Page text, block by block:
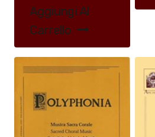
Aggiungi Al
Carrello